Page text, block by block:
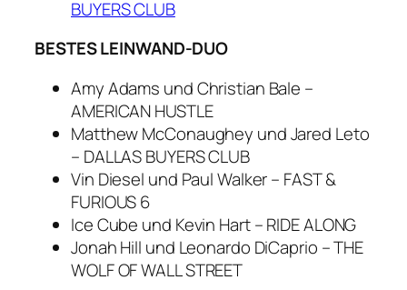
BUYERS CLUB
BESTES LEINWAND-DUO
Amy Adams und Christian Bale –
AMERICAN HUSTLE
Matthew McConaughey und Jared Leto
– DALLAS BUYERS CLUB
Vin Diesel und Paul Walker – FAST &
FURIOUS 6
Ice Cube und Kevin Hart – RIDE ALONG
Jonah Hill und Leonardo DiCaprio – THE
WOLF OF WALL STREET